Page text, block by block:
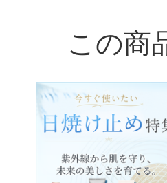
この商